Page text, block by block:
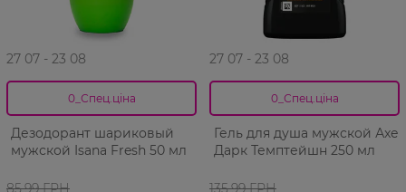
27 07 - 23 08
0_Спец.ціна
Дезодорант шариковый
мужской Isana Fresh 50 мл
85,99 ГРН
27 07 - 23 08
0_Спец.ціна
Гель для душа мужской Аxe
Дарк Темптейшн 250 мл
135,99 ГРН